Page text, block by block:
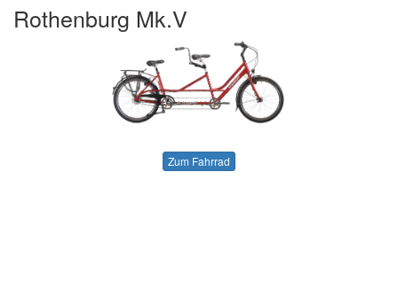
Rothenburg Mk.V
Zum Fahrrad